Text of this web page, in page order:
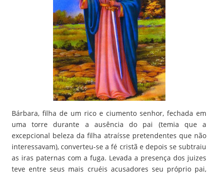
Bárbara, filha de um rico e ciumento senhor, fechada em
uma torre durante a ausência do pai (temia que a
excepcional beleza da filha atraísse pretendentes que não
interessavam), converteu-se a fé cristã e depois se subtraiu
as iras paternas com a fuga. Levada a presença dos juizes
teve entre seus mais cruéis acusadores seu próprio pai,